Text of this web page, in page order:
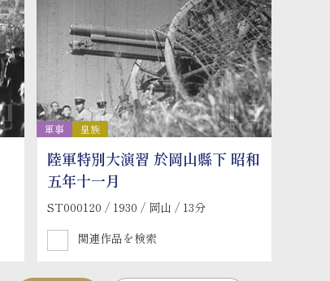
軍事 皇族
陸軍特別大演習 於岡山縣下 昭和
五年十一月
ST000120 / 1930 / 岡山 / 13分
関連作品を検索